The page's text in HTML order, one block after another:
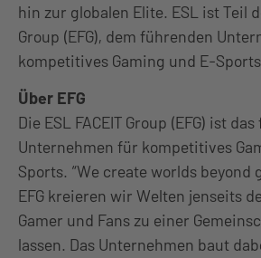
hin zur globalen Elite. ESL ist Teil
Group (EFG), dem führenden
kompetitives Gaming und E-
Über EFG
Die ESL FACEIT Group (EFG) ist
Unternehmen für kompetitives
Sports. “We create worlds beyond
EFG kreieren wir Welten jenseits
Gamer und Fans zu einer
lassen. Das Unternehmen baut